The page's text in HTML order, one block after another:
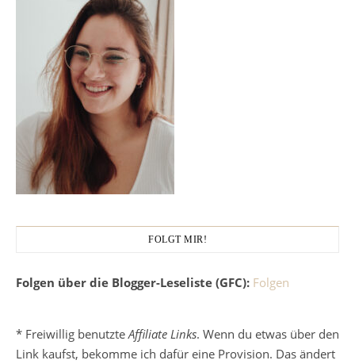
FOLGT MIR!
Folgen über die Blogger-Leseliste (GFC): Folgen
* Freiwillig benutzte Affiliate Links. Wenn du etwas über den
Link kaufst, bekomme ich dafür eine Provision. Das ändert